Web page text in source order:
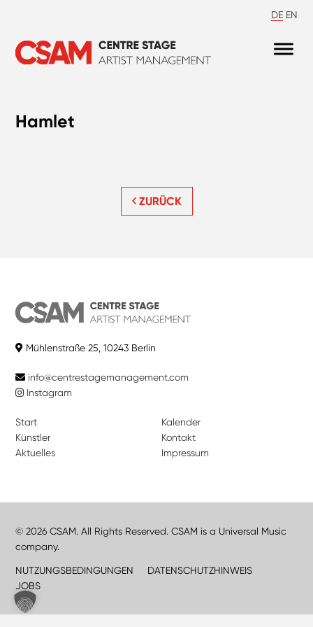
DE EN
Hamlet
ZURÜCK
Mühlenstraße 25, 10243 Berlin
info@centrestagemanagement.com
Instagram
Start
Künstler
Aktuelles
Kalender
Kontakt
Impressum
© 2026 CSAM. All Rights Reserved. CSAM is a Universal Music
company.
NUTZUNGSBEDINGUNGEN
DATENSCHUTZHINWEIS
JOBS